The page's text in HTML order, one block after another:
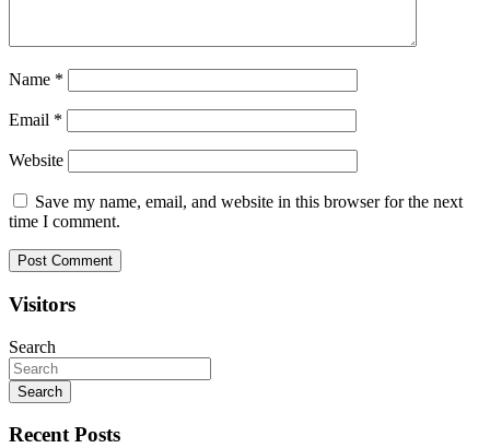
Name *
Email *
Website
Save my name, email, and website in this browser for the next
time I comment.
Visitors
Search
Search
Recent Posts